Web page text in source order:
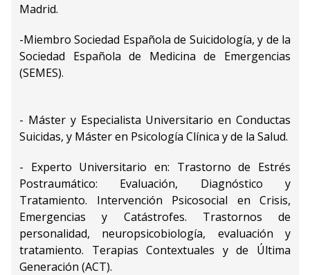
Madrid.
-Miembro Sociedad Española de Suicidología, y de la
Sociedad Española de Medicina de Emergencias
(SEMES).
- Máster y Especialista Universitario en Conductas
Suicidas, y Máster en Psicología Clínica y de la Salud.
- Experto Universitario en: Trastorno de Estrés
Postraumático: Evaluación, Diagnóstico y
Tratamiento. Intervención Psicosocial en Crisis,
Emergencias y Catástrofes. Trastornos de
personalidad, neuropsicobiología, evaluación y
tratamiento. Terapias Contextuales y de Última
Generación (ACT).